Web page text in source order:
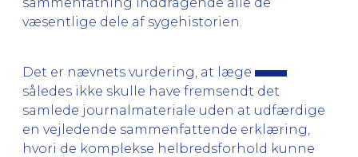
væsentlige dele af sygehistorien.
Det er nævnets vurdering, at læge
således ikke skulle have fremsendt det
samlede journalmateriale uden at udfærdige
en vejledende sammenfattende erklæring,
hvori de komplekse helbredsforhold kunne